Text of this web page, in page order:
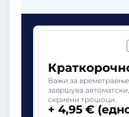
Важи за
завршува
скриени трошоци.
+ 4,95 €